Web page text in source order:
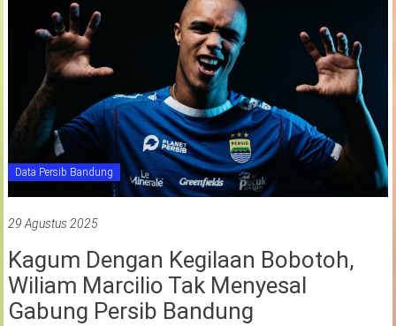
Data Persib Bandung
29 Agustus 2025
Kagum Dengan Kegilaan Bobotoh,
Wiliam Marcilio Tak Menyesal
Gabung Persib Bandung